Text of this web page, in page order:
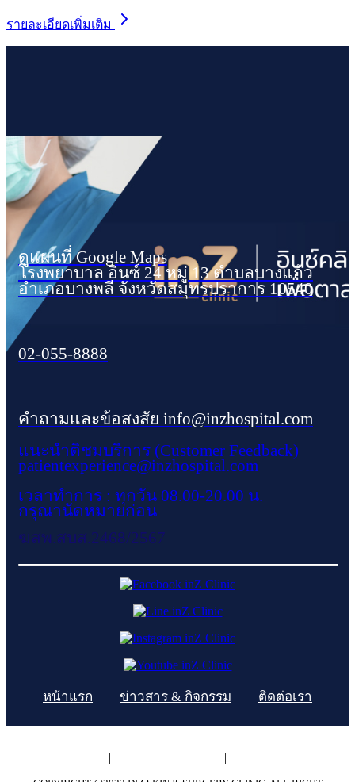
รายละเอียดเพิ่มเติม
ดูแผนที่ Google Maps
โรงพยาบาล อินซ์ 24 หมู่ 13 ตำบลบางแก้ว
อำเภอบางพลี จังหวัดสมุทรปราการ 10540
02-055-8888
คำถามและข้อสงสัย info@inzhospital.com
แนะนำติชมบริการ (Customer Feedback)
patientexperience@inzhospital.com
เวลาทำการ : ทุกวัน 08.00-20.00 น.
กรุณานัดหมายก่อน
ฆสพ.สบส.2468/2567
หน้าแรก ข่าวสาร & กิจกรรม ติดต่อเรา
| |